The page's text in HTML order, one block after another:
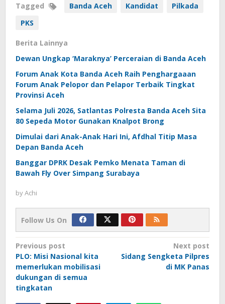
Tagged Banda Aceh Kandidat
Pilkada
PKS
Berita Lainnya
Dewan Ungkap ‘Maraknya’ Perceraian di Banda Aceh
Forum Anak Kota Banda Aceh Raih Penghargaaan
Forum Anak Pelopor dan Pelapor Terbaik Tingkat
Provinsi Aceh
Selama Juli 2026, Satlantas Polresta Banda Aceh Sita
80 Sepeda Motor Gunakan Knalpot Brong
Dimulai dari Anak-Anak Hari Ini, Afdhal Titip Masa
Depan Banda Aceh
Banggar DPRK Desak Pemko Menata Taman di
Bawah Fly Over Simpang Surabaya
byAchi
Follow Us On
Post
navigation
Previous post
PLO: Misi Nasional kita
memerlukan mobilisasi
dukungan di semua
tingkatan
Next post
Sidang Sengketa Pilpres
di MK Panas